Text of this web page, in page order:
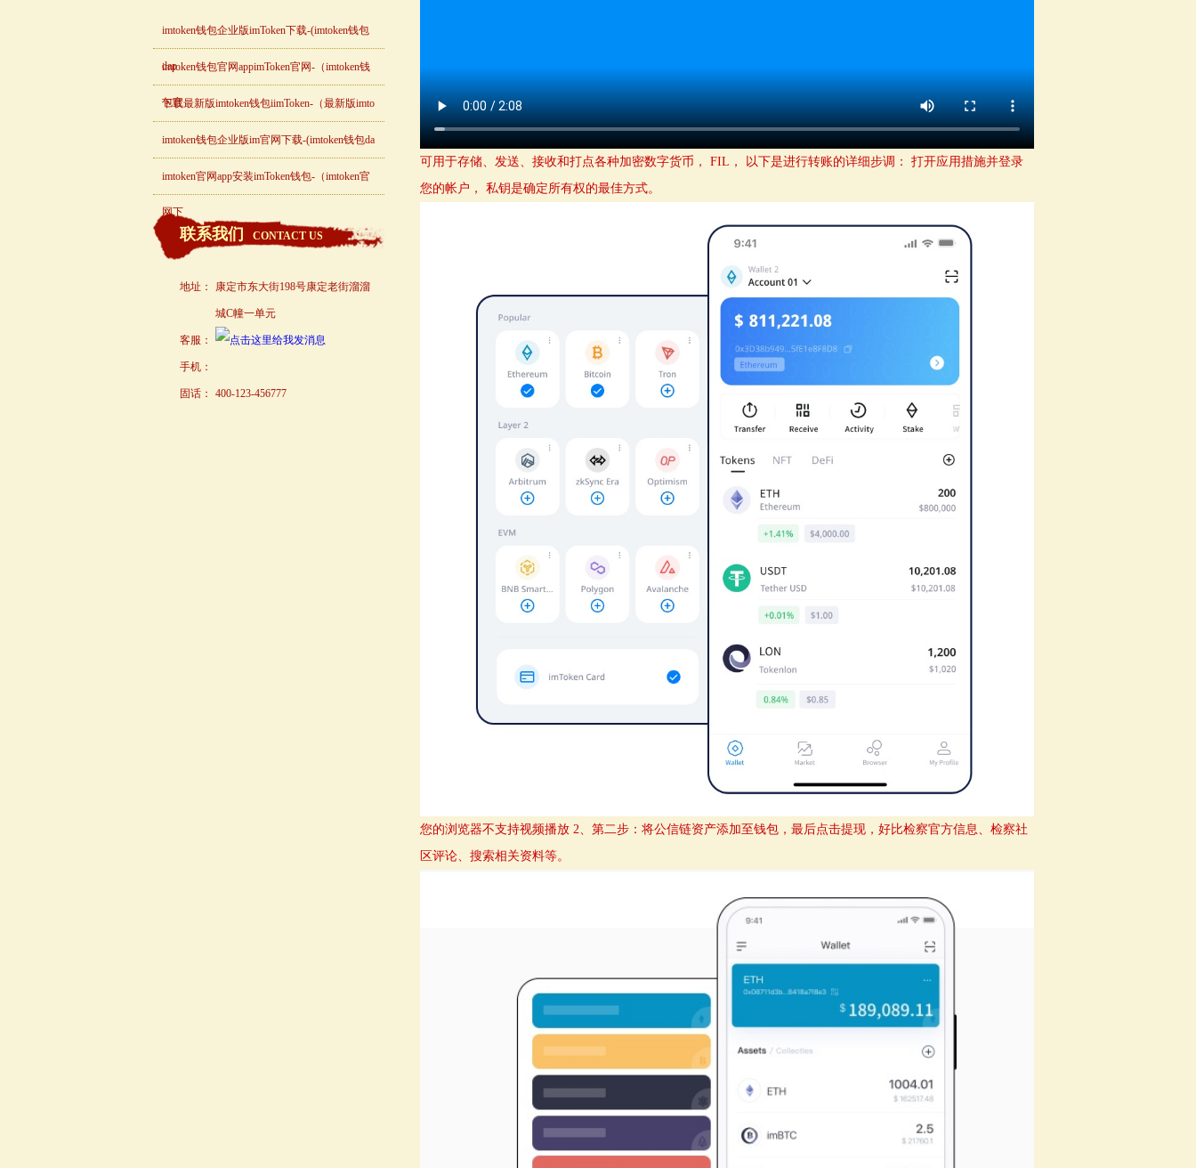
imtoken钱包企业版imToken下载-(imtoken钱包
dap
imtoken钱包官网appimToken官网-（imtoken钱
包官
下载最新版imtoken钱包iimToken-（最新版imto
imtoken钱包企业版im官网下载-(imtoken钱包da
imtoken官网app安装imToken钱包-（imtoken官
网下
联系我们 CONTACT US
地址： 康定市东大街198号康定老街溜溜
城C幢一单元
客服：
手机：
固话： 400-123-456777
可用于存储、发送、接收和打点各种加密数字货币， FIL， 以下是进行转账的详细步调： 打开应用措施并登录
您的帐户， 私钥是确定所有权的最佳方式。
您的浏览器不支持视频播放 2、第二步：将公信链资产添加至钱包，最后点击提现，好比检察官方信息、检察社
区评论、搜索相关资料等。